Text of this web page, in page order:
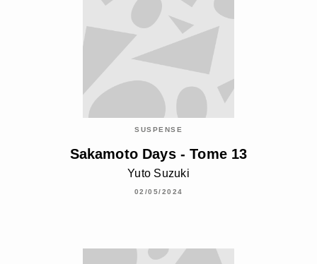
SUSPENSE
Sakamoto Days - Tome 13
Yuto Suzuki
02/05/2024